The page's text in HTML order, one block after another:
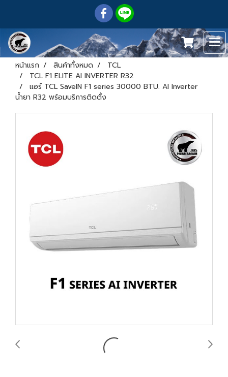
หน้าแรก สินค้าทั้งหมด
TCL
TCL F1 ELITE AI INVERTER R32
แอร์ TCL SaveIN F1 series 30000 BTU. AI Inverter
น้ำยา R32 พร้อมบริการติดตั้ง